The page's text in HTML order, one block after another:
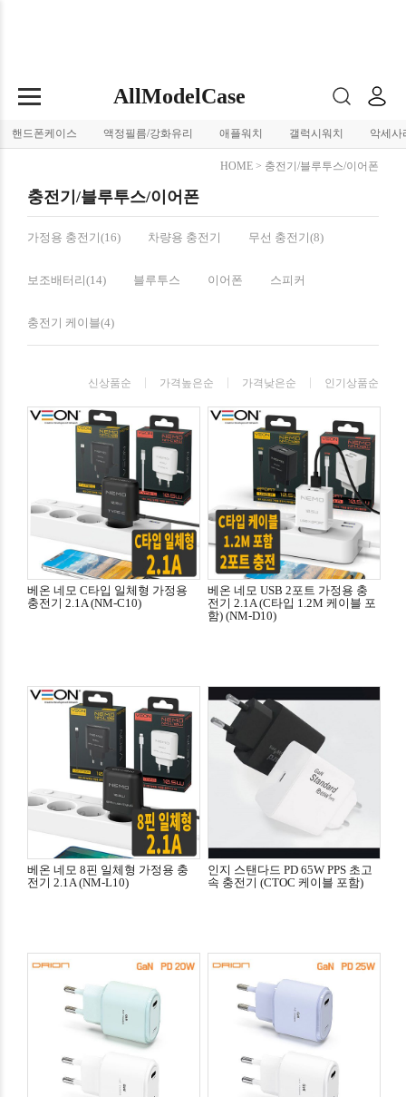
AllModelCase
핸드폰케이스 액정필름/강화유리 애플워치 갤럭시워치 악세사
HOME > 충전기/블루투스/이어폰
충전기/블루투스/이어폰
가정용 충전기(16) 차량용 충전기 무선 충전기(8)
보조배터리(14) 블루투스 이어폰 스피커
충전기 케이블(4)
신상품순 가격높은순 가격낮은순 인기상품순
베온 네모 C타입 일체형 가정용
충전기 2.1A (NM-C10)
베온 네모 USB 2포트 가정용 충
전기 2.1A (C타입 1.2M 케이블 포
함) (NM-D10)
베온 네모 8핀 일체형 가정용 충
전기 2.1A (NM-L10)
인지 스탠다드 PD 65W PPS 초고
속 충전기 (CTOC 케이블 포함)